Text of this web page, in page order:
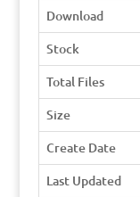
Download
Stock
Total Files
Size
Create Date
Last Updated